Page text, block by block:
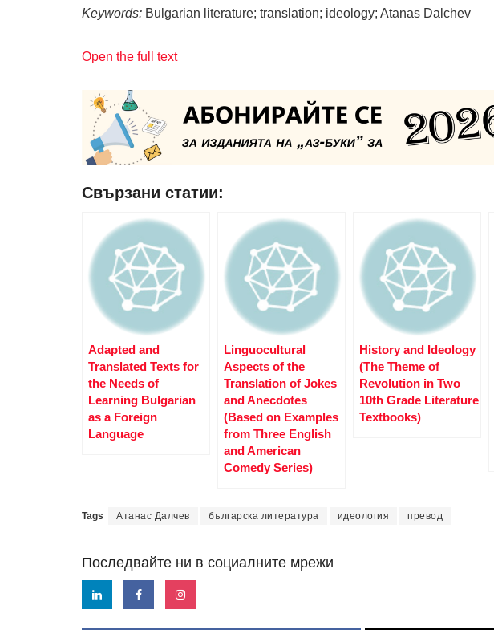
Keywords: Bulgarian literature; translation; ideology; Atanas Dalchev
Open the full text
Свързани статии:
Adapted and
Translated Texts for
the Needs of
Learning Bulgarian
as a Foreign
Language
Linguocultural
Aspects оf the
Translation оf Jokes
and Anecdotes
(Based оn Examples
from Three English
and American
Comedy Series)
History and Ideology
(The Theme of
Revolution in Two
10th Grade Literature
Textbooks)
Tags Атанас Далчев българска литература идеология превод
Последвайте ни в социалните мрежи